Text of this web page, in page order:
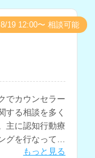
でカウンセラー
する相談を多く
主に認知行動療
グを行なってお
もっと見る
8/19 12:00〜 相談可能